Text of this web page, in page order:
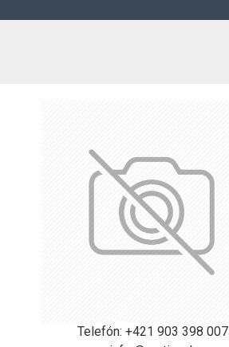
Telefón: +421 903 398 007